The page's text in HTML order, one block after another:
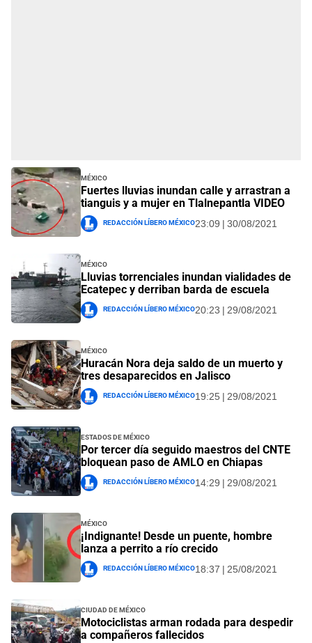
México
Fuertes lluvias inundan calle y arrastran a
tianguis y a mujer en Tlalnepantla VIDEO
Redacción Líbero México23:09 | 30/08/2021
México
Lluvias torrenciales inundan vialidades de
Ecatepec y derriban barda de escuela
Redacción Líbero México20:23 | 29/08/2021
México
Huracán Nora deja saldo de un muerto y
tres desaparecidos en Jalisco
Redacción Líbero México19:25 | 29/08/2021
Estados de México
Por tercer día seguido maestros del CNTE
bloquean paso de AMLO en Chiapas
Redacción Líbero México14:29 | 29/08/2021
México
¡Indignante! Desde un puente, hombre
lanza a perrito a río crecido
Redacción Líbero México18:37 | 25/08/2021
Ciudad de México
Motociclistas arman rodada para despedir
a compañeros fallecidos